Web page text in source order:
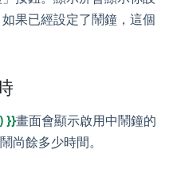
果已經設定了鬧鐘，這個
}}畫面會顯示啟用中鬧鐘的
尚餘多少時間。